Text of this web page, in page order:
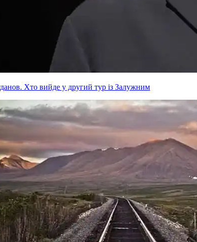
Хто вийде у другий тур із Залужним